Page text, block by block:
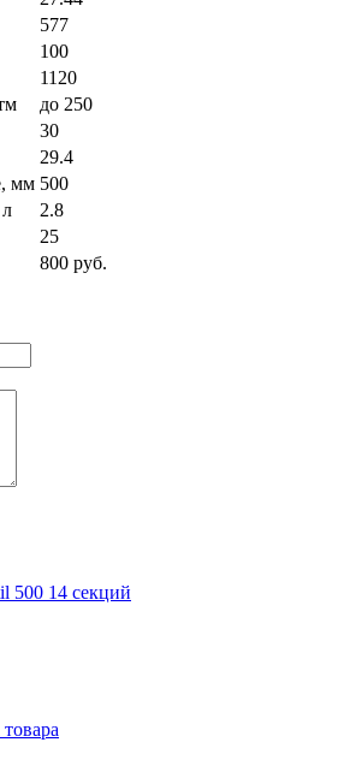
577
100
1120
до 250
30
29.4
мм 500
2.8
25
800 руб.
500 14 секций